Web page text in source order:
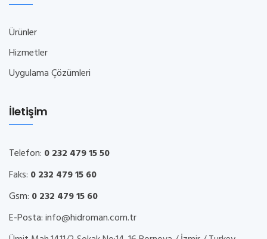
Ürünler
Hizmetler
Uygulama Çözümleri
İletişim
Telefon: 0 232 479 15 50
Faks: 0 232 479 15 60
Gsm: 0 232 479 15 60
E-Posta:info@hidroman.com.tr